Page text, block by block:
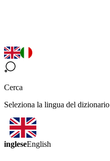
Cerca
Seleziona la lingua del dizionario
ingleseEnglish